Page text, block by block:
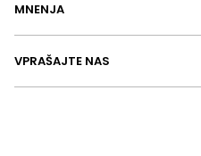
MNENJA
VPRAŠAJTE NAS